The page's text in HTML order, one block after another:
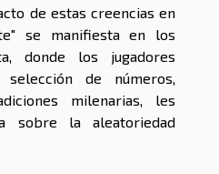
de estas creencias en
se manifiesta en los
donde los jugadores
de números,
milenarias, les
sobre la aleatoriedad